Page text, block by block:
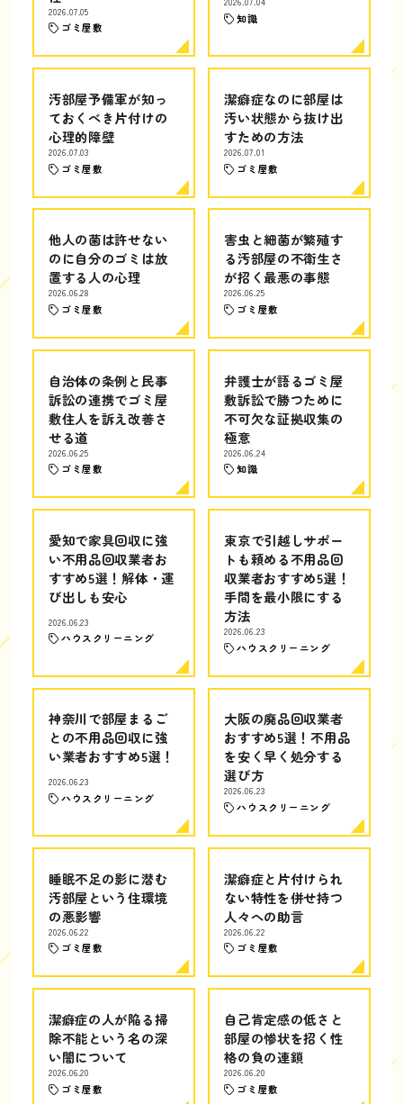
2026.07.05
ゴミ屋敷
知識
汚部屋予備軍が知っ
ておくべき片付けの
心理的障壁
2026.07.03
ゴミ屋敷
潔癖症なのに部屋は
汚い状態から抜け出
すための方法
2026.07.01
ゴミ屋敷
他人の菌は許せない
のに自分のゴミは放
置する人の心理
2026.06.28
ゴミ屋敷
害虫と細菌が繁殖す
る汚部屋の不衛生さ
が招く最悪の事態
2026.06.25
ゴミ屋敷
自治体の条例と民事
訴訟の連携でゴミ屋
敷住人を訴え改善さ
せる道
2026.06.25
ゴミ屋敷
弁護士が語るゴミ屋
敷訴訟で勝つために
不可欠な証拠収集の
極意
2026.06.24
知識
愛知で家具回収に強
い不用品回収業者お
すすめ5選！解体・運
び出しも安心
2026.06.23
ハウスクリーニング
東京で引越しサポー
トも頼める不用品回
収業者おすすめ5選！
手間を最小限にする
方法
2026.06.23
ハウスクリーニング
神奈川で部屋まるご
との不用品回収に強
い業者おすすめ5選！
2026.06.23
ハウスクリーニング
大阪の廃品回収業者
おすすめ5選！不用品
を安く早く処分する
選び方
2026.06.23
ハウスクリーニング
睡眠不足の影に潜む
汚部屋という住環境
の悪影響
2026.06.22
ゴミ屋敷
潔癖症と片付けられ
ない特性を併せ持つ
人々への助言
2026.06.22
ゴミ屋敷
潔癖症の人が陥る掃
除不能という名の深
い闇について
2026.06.20
ゴミ屋敷
自己肯定感の低さと
部屋の惨状を招く性
格の負の連鎖
2026.06.20
ゴミ屋敷